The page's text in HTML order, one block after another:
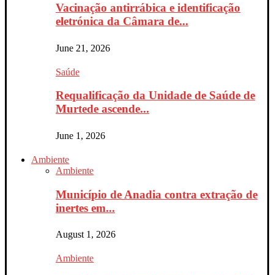
Vacinação antirrábica e identificação
eletrónica da Câmara de...
June 21, 2026
Saúde
Requalificação da Unidade de Saúde de
Murtede ascende...
June 1, 2026
Ambiente
Ambiente
Município de Anadia contra extração de
inertes em...
August 1, 2026
Ambiente